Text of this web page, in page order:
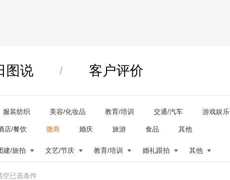
图说 / 客户评价
服装纺织 美容/化妆品 教育/培训 交通/汽车 游戏娱乐
店/餐饮 微商 婚庆 旅游 食品 其他
建/旅拍 文艺/节庆 教育/培训 婚礼跟拍 其他
空已选条件